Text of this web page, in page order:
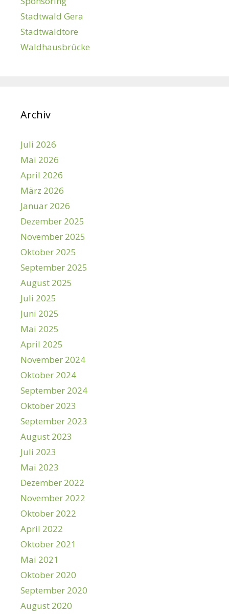
Stadtwald Gera
Stadtwaldtore
Waldhausbrücke
Archiv
Juli 2026
Mai 2026
April 2026
März 2026
Januar 2026
Dezember 2025
November 2025
Oktober 2025
September 2025
August 2025
Juli 2025
Juni 2025
Mai 2025
April 2025
November 2024
Oktober 2024
September 2024
Oktober 2023
September 2023
August 2023
Juli 2023
Mai 2023
Dezember 2022
November 2022
Oktober 2022
April 2022
Oktober 2021
Mai 2021
Oktober 2020
September 2020
August 2020